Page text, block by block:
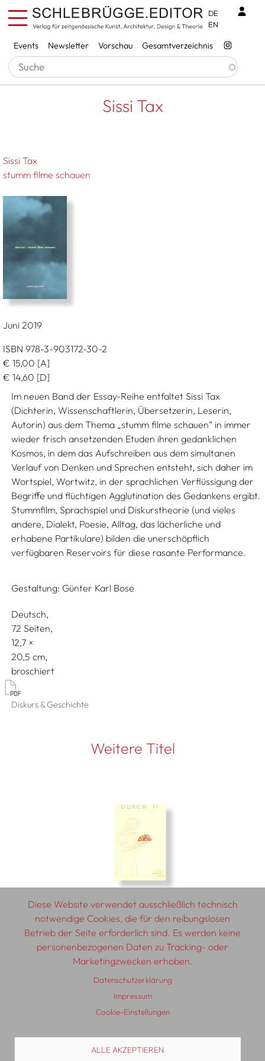
Direkt zum Inhalt
Services
Events Newsletter Vorschau Gesamtverzeichnis
DE
EN
Pfadnavigation
Startseite Sissi Tax
Sissi Tax
Sissi Tax
stumm filme schauen
Juni 2019
ISBN 978-3-903172-30-2
€ 15,00 [A]
€ 14,60 [D]
Im neuen Band der Essay-Reihe entfaltet Sissi Tax
(Dichterin, Wissenschaftlerin, Übersetzerin, Leserin,
Autorin) aus dem Thema „stumm filme schauen“ in immer
wieder frisch ansetzenden Etuden ihren gedanklichen
Kosmos, in dem das Aufschreiben aus dem simultanen
Verlauf von Denken und Sprechen entsteht, sich daher im
Wortspiel, Wortwitz, in der sprachlichen Verflüssigung der
Begriffe und flüchtigen Agglutination des Gedankens ergibt.
Stummfilm, Sprachspiel und Diskurstheorie (und vieles
andere, Dialekt, Poesie, Alltag, das lächerliche und
erhabene Partikulare) bilden die unerschöpflich
verfügbaren Reservoirs für diese rasante Performance.
Gestaltung: Günter Karl Bose
Deutsch
72 Seiten,
12,7
20,5
broschiert
Diskurs & Geschichte
Weitere Titel
© 2026 SCHLEBRÜGGE.EDITOR
Textautor:innen AGB
Datenschutzerklärung
Auslieferung
Diese Website verwendet ausschließlich technisch
notwendige Cookies, die für den reibungslosen
Betrieb der Seite erforderlich sind. Es werden keine
personenbezogenen Daten zu Tracking- oder
Marketingzwecken erhoben.
Datenschutzerklärung
Impressum
Cookie-Einstellungen
ALLE AKZEPTIEREN